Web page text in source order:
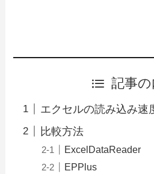
記事の
エクセルの読み込み速
比較方法
ExcelDataReader
EPPlus